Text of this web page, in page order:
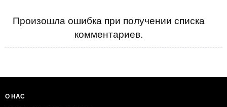
Произошла ошибка при получении списка
комментариев.
О НАС